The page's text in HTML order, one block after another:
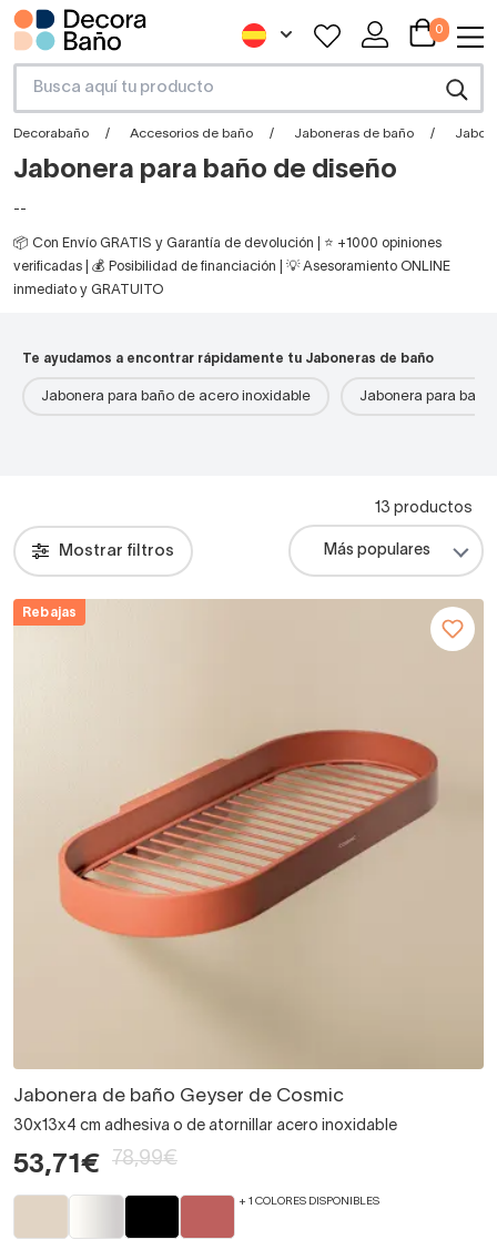
0
Decorabaño Accesorios de baño Jaboneras de baño
Jabonera para baño de diseño
--
📦 Con Envío GRATIS y Garantía de devolución | ⭐ +1000 opiniones
verificadas | 💰 Posibilidad de financiación | 💡 Asesoramiento ONLINE
inmediato y GRATUITO
Te ayudamos a encontrar rápidamente tu Jaboneras de baño
Jabonera para baño de acero inoxidable Jabonera para baño
Mostrar filtros
13 productos
Rebajas
Jabonera de baño Geyser de Cosmic
30x13x4 cm adhesiva o de atornillar acero inoxidable
53,71€ 78,99€
+ 1 COLORES DISPONIBLES